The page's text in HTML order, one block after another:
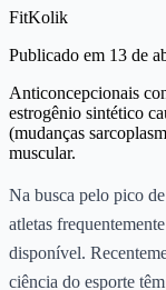
FitKolik
Publicado em 13 de
Anticoncepcionais
estrogênio sintético
(mudanças
muscular.
Na busca pelo pico
atletas
disponível.
ciência do esporte